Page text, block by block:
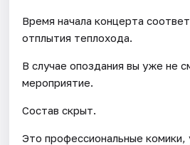
Время начала концерта
отплытия теплохода.
В случае опоздания вы уже не
мероприятие.
Состав скрыт.
Это профессиональные комики,